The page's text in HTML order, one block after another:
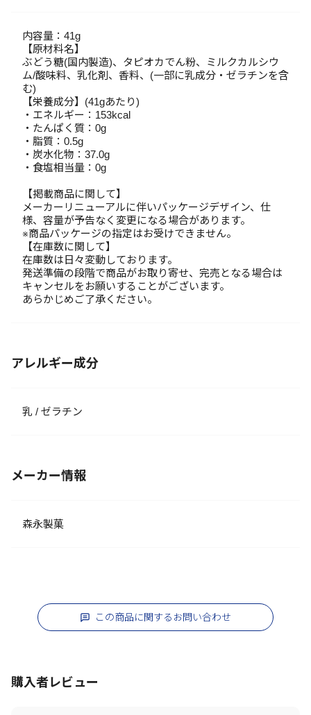
内容量：41g
【原材料名】
ぶどう糖(国内製造)、タピオカでん粉、ミルクカルシウ
ム/酸味料、乳化剤、香料、(一部に乳成分・ゼラチンを含
む)
【栄養成分】(41gあたり)
・エネルギー：153kcal
・たんぱく質：0g
・脂質：0.5g
・炭水化物：37.0g
・食塩相当量：0g
【掲載商品に関して】
メーカーリニューアルに伴いパッケージデザイン、仕
様、容量が予告なく変更になる場合があります。
※商品パッケージの指定はお受けできません。
【在庫数に関して】
在庫数は日々変動しております。
発送準備の段階で商品がお取り寄せ、完売となる場合は
キャンセルをお願いすることがございます。
あらかじめご了承ください。
アレルギー成分
乳 / ゼラチン
メーカー情報
森永製菓
この商品に関するお問い合わせ
購入者レビュー